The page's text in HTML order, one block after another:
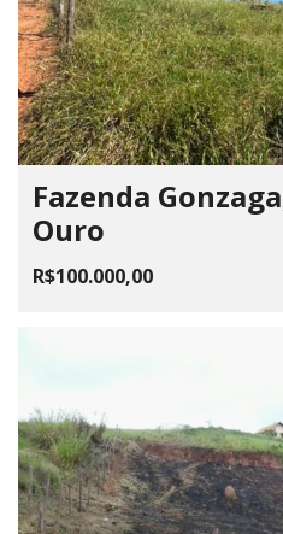
Fazenda
Ouro
R$100.000,00